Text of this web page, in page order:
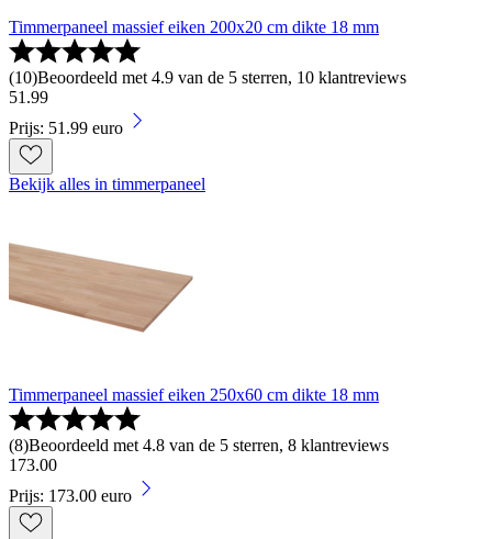
Timmerpaneel massief eiken 200x20 cm dikte 18 mm
(10)Beoordeeld met 4.9 van de 5 sterren, 10 klantreviews
51.99
Prijs: 51.99 euro
Bekijk alles in timmerpaneel
Timmerpaneel massief eiken 250x60 cm dikte 18 mm
(8)Beoordeeld met 4.8 van de 5 sterren, 8 klantreviews
173.00
Prijs: 173.00 euro